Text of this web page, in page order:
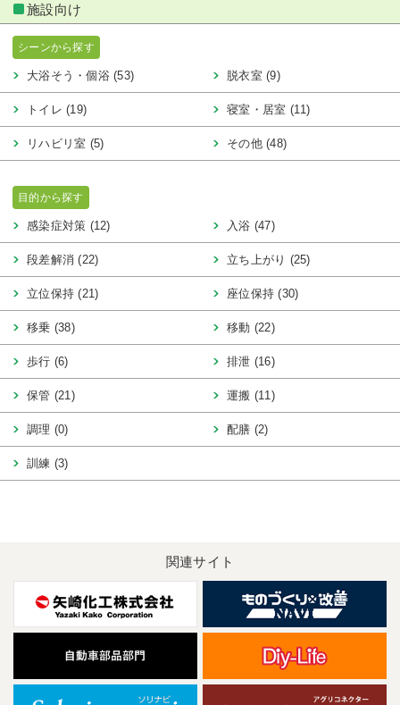
施設向け
シーンから探す
大浴そう・個浴 (53) 脱衣室 (9)
トイレ (19) 寝室・居室 (11)
リハビリ室 (5) その他 (48)
目的から探す
感染症対策 (12) 入浴 (47)
段差解消 (22) 立ち上がり (25)
立位保持 (21) 座位保持 (30)
移乗 (38) 移動 (22)
歩行 (6) 排泄 (16)
保管 (21) 運搬 (11)
調理 (0) 配膳 (2)
訓練 (3)
関連サイト